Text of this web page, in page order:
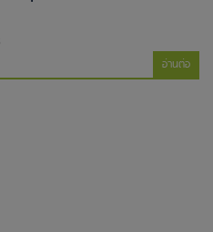
อ่านต่อ